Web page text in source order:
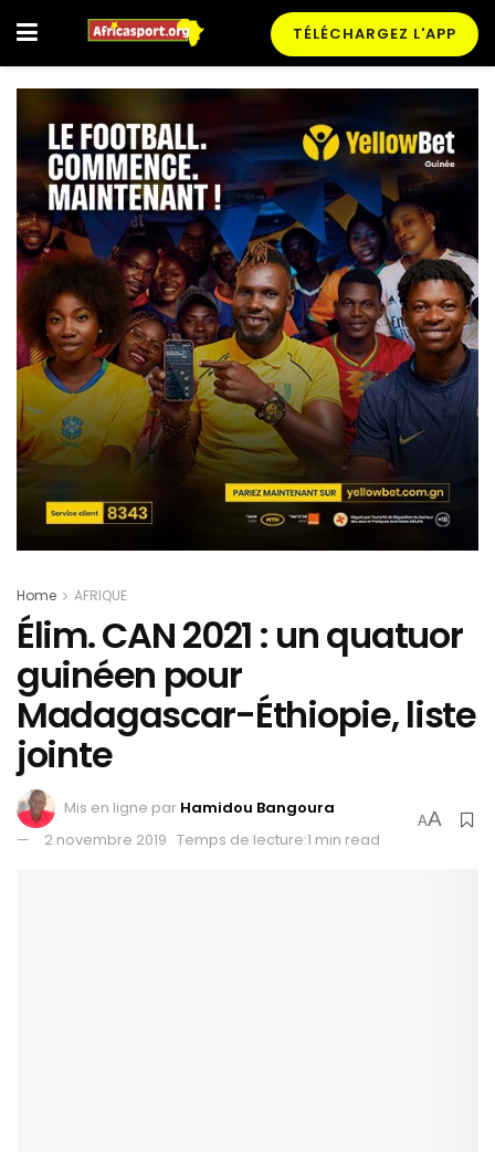
TÉLÉCHARGEZ L'APP
Home AFRIQUE
Élim. CAN 2021 : un quatuor
guinéen pour
Madagascar-Éthiopie, liste
jointe
Mis en ligne par Hamidou Bangoura
2 novembre 2019 Temps de lecture:1 min read
AA